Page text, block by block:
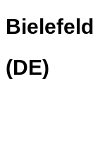
Bielefeld
(DE)